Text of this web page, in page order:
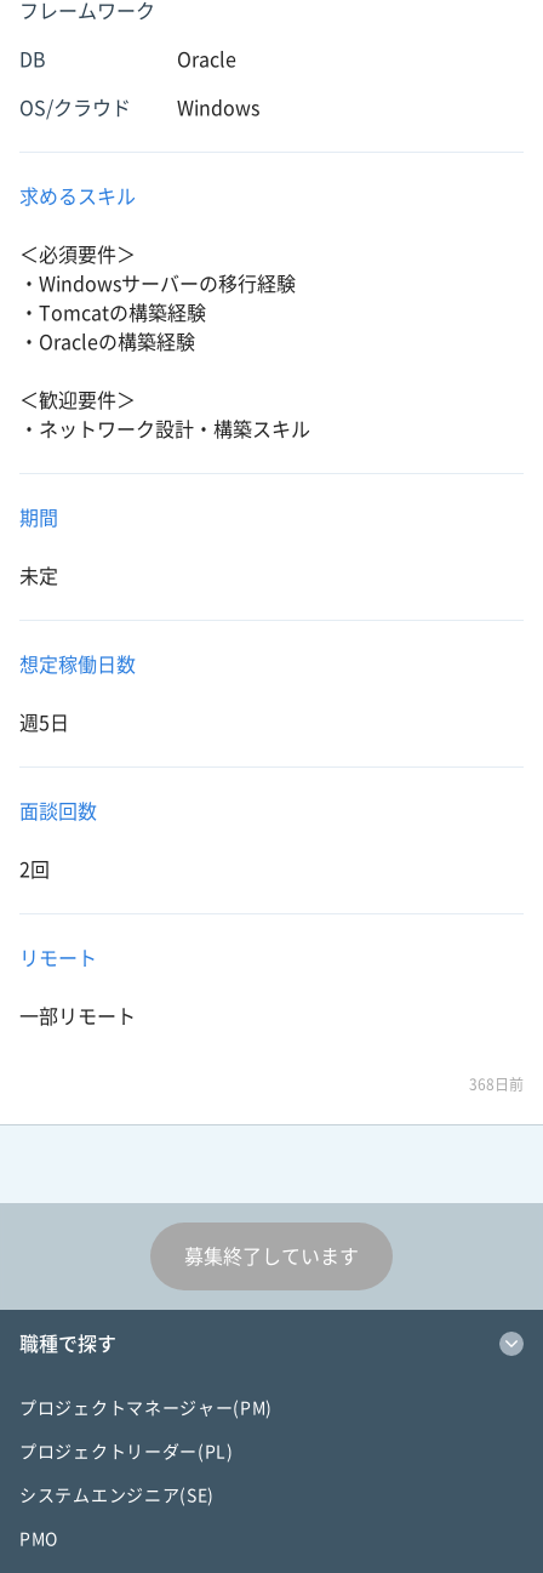
フレームワーク
DB Oracle
OS/クラウド Windows
求めるスキル
＜必須要件＞
・Windowsサーバーの移行経験
・Tomcatの構築経験
・Oracleの構築経験
＜歓迎要件＞
・ネットワーク設計・構築スキル
期間
未定
想定稼働日数
週5日
面談回数
2回
リモート
一部リモート
368日前
募集終了しています
職種で探す
プロジェクトマネージャー(PM)
プロジェクトリーダー(PL)
システムエンジニア(SE)
PMO